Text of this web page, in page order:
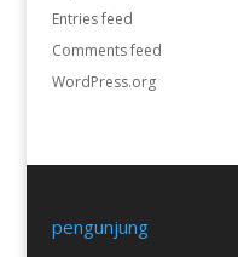
Entries feed
Comments feed
WordPress.org
pengunjung